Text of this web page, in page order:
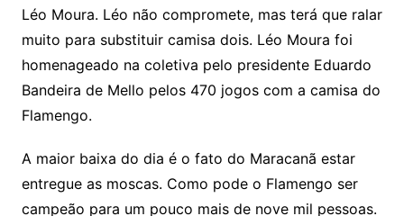
Léo Moura. Léo não compromete, mas terá que ralar
muito para substituir camisa dois. Léo Moura foi
homenageado na coletiva pelo presidente Eduardo
Bandeira de Mello pelos 470 jogos com a camisa do
Flamengo.
A maior baixa do dia é o fato do Maracanã estar
entregue as moscas. Como pode o Flamengo ser
campeão para um pouco mais de nove mil pessoas.